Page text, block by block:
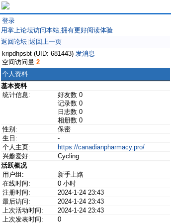
登录
用掌上论坛访问本站,拥有更好阅读体验
返回论坛 返回上一页
kripdhpsbt (UID: 681443) 发消息
空间访问量 2
个人资料
基本资料
统计信息:
好友数 0
记录数 0
日志数 0
相册数 0
性别:
保密
生日:
-
个人主页:
https://canadianpharmacy.pro/
兴趣爱好:
Cycling
活跃概况
用户组:
新手上路
在线时间:
0 小时
注册时间:
2024-1-24 23:43
最后访问:
2024-1-24 23:43
上次活动时间:
2024-1-24 23:43
上次发表时间:
0